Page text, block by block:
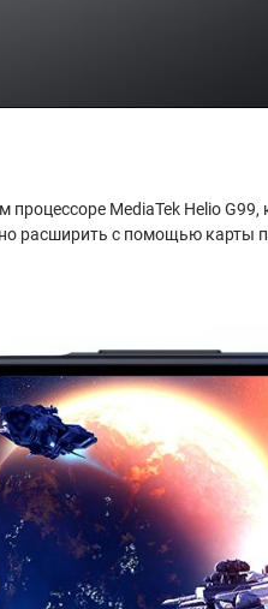
процессоре MediaTek Helio
расширить с помощью карты